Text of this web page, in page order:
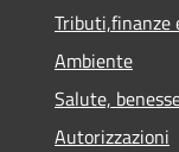
Tributi,finanze
Ambiente
Salute,
Autorizzazioni